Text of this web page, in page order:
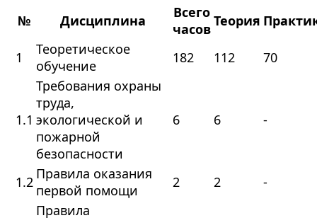
№ Дисциплина
Всего
часовТеория
1
Теоретическое
обучение
182 112 70
1.1
Требования охраны
труда,
экологической и
пожарной
безопасности
6 6 -
1.2 Правила оказания
первой помощи
2 2 -
Правила